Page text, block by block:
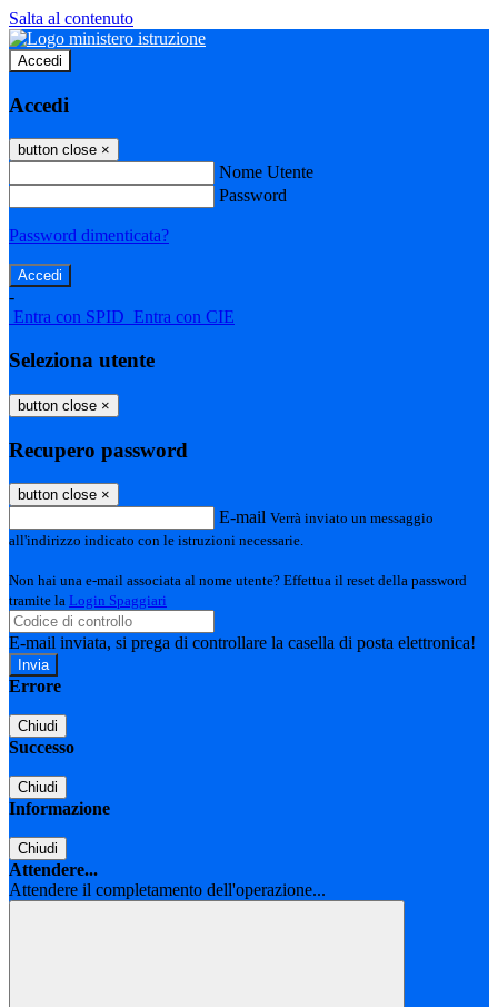
Salta al contenuto
Accedi
Accedi
button close ×
Nome Utente
Password
Password dimenticata?
-
Entra con SPID Entra con CIE
Seleziona utente
button close ×
Recupero password
button close ×
E-mail Verrà inviato un messaggio
all'indirizzo indicato con le istruzioni necessarie.
Non hai una e-mail associata al nome utente? Effettua il reset della password
tramite la Login Spaggiari
E-mail inviata, si prega di controllare la casella di posta elettronica!
Errore
Chiudi
Successo
Chiudi
Informazione
Chiudi
Attendere...
Attendere il completamento dell'operazione...